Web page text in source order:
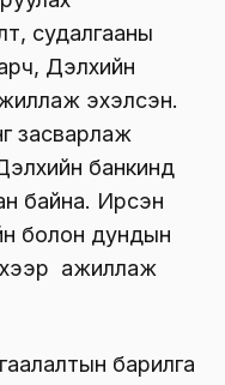
судалгааны
Дэлхийн
эхэлсэн.
засварлаж
банкинд
байна. Ирсэн
болон дундын
ажиллаж
барилга